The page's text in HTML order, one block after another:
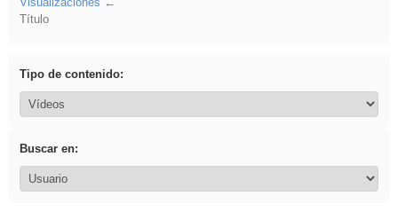
Título
Tipo de contenido:
Buscar en: